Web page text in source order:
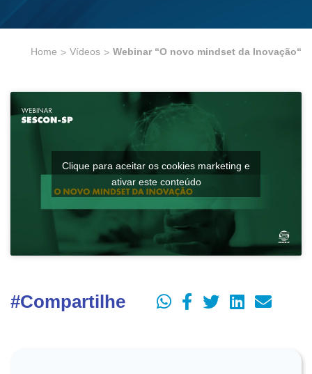
Home Vídeos Webinar “O novo mindset da Inovação“
Clique para aceitar os cookies marketing e
ativar este conteúdo
#Compartilhe